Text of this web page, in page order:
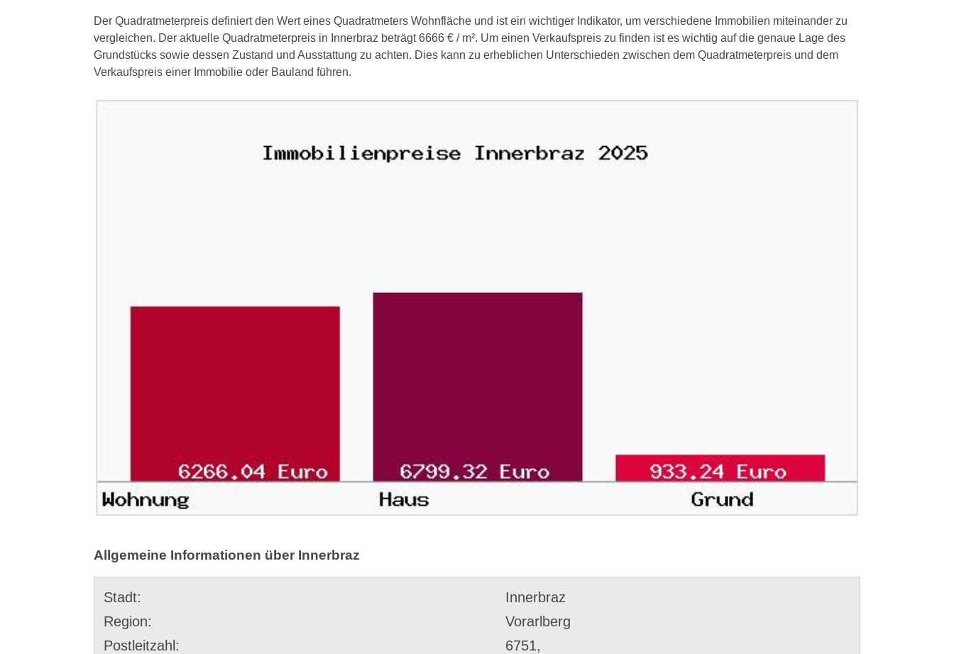
Der Quadratmeterpreis definiert den Wert eines Quadratmeters Wohnfläche und ist ein wichtiger Indikator, um verschiedene Immobilien miteinander zu
vergleichen. Der aktuelle Quadratmeterpreis in Innerbraz beträgt 6666 € / m². Um einen Verkaufspreis zu finden ist es wichtig auf die genaue Lage des
Grundstücks sowie dessen Zustand und Ausstattung zu achten. Dies kann zu erheblichen Unterschieden zwischen dem Quadratmeterpreis und dem
Verkaufspreis einer Immobilie oder Bauland führen.
Allgemeine Informationen über Innerbraz
Stadt:
Innerbraz
Region:
Vorarlberg
Postleitzahl:
6751,